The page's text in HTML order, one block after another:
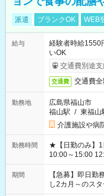
派遣 ブランクOK WEB
給与
経験者時給
いOK
交通費別途支
交通費 交通費
勤務地
広島県福山市
福山駅 / 東福山
介護施設や
勤務時間
★【日勤のみ】1日5時間～
10:00～15:00
期間
【急募】即日
し2カ月～のスタ